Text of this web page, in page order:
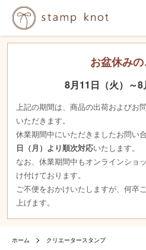
お盆休み
8月11日（火）～8
上記の期間は、商品の出荷およびお
いただきます。
休業期間中にいただきましたお問い
日（月）より順次対応いたします。
なお、休業期間中もオンラインショ
け付けております。
ご不便をおかけいたしますが、何卒
上げます。
ホーム クリエータースタンプ